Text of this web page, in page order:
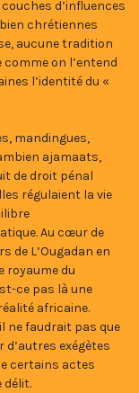
d’influences
chrétiennes
aucune tradition
on l’entend
l’identité du «
mandingues,
ajamaats,
de droit pénal
régulaient la vie
Au cœur de
de L’Ougadan en
royaume du
ce pas là une
africaine.
ne faudrait pas que
exégètes
certains actes
délit.